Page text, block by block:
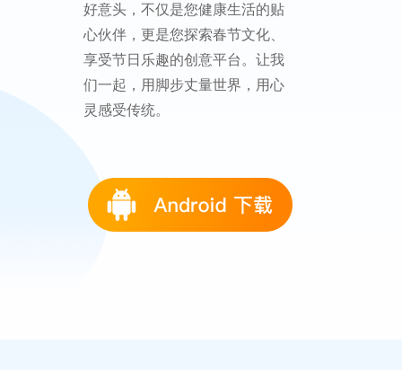
好意头，不仅是您健康生活的贴
心伙伴，更是您探索春节文化、
享受节日乐趣的创意平台。让我
们一起，用脚步丈量世界，用心
灵感受传统。